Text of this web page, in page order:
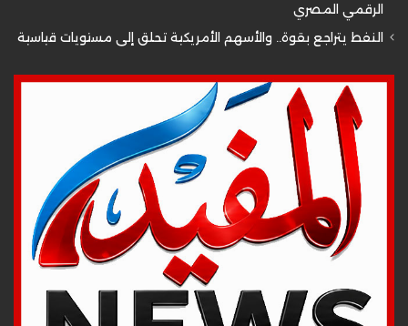
الرقمي المصري
النفط يتراجع بقوة.. والأسهم الأمريكية تحلق إلى مستويات قياسية